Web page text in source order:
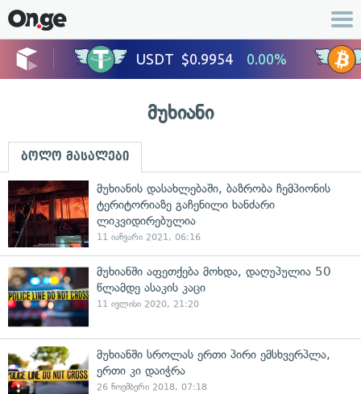
მუხიანი
ბოლო მასალები
მუხიანის დასახლებაში, ბაზრობა ჩემპიონის
ტერიტორიაზე გაჩენილი ხანძარი
ლიკვიდირებულია
11 იანვარი 2021, 06:16
მუხიანში აფეთქება მოხდა, დაღუპულია 50
წლამდე ასაკის კაცი
11 ივლისი 2020, 21:20
მუხიანში სროლას ერთი პირი ემსხვერპლა,
ერთი კი დაიჭრა
26 ნოემბერი 2018, 07:18